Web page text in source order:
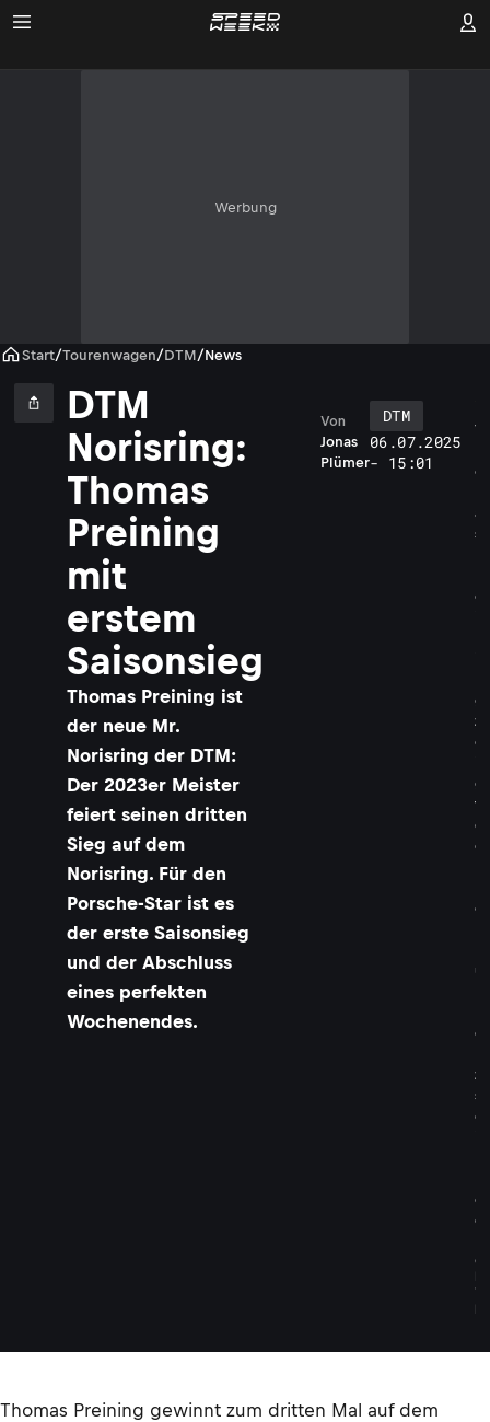
Werbung
Start/Tourenwagen/DTM/News
DTM
Norisring:
Thomas
Preining
mit
erstem
Saisonsieg
Thomas Preining ist
der neue Mr.
Norisring der DTM:
Der 2023er Meister
feiert seinen dritten
Sieg auf dem
Norisring. Für den
Porsche-Star ist es
der erste Saisonsieg
und der Abschluss
eines perfekten
Wochenendes.
Jonas
Plümer
Von
DTM
06.07.2025
- 15:01
T
o
a
s
e
g
z
e
g
t
d
e
o
u
e
z
s
e
e
c
©
T
Thomas Preining gewinnt zum dritten Mal auf dem